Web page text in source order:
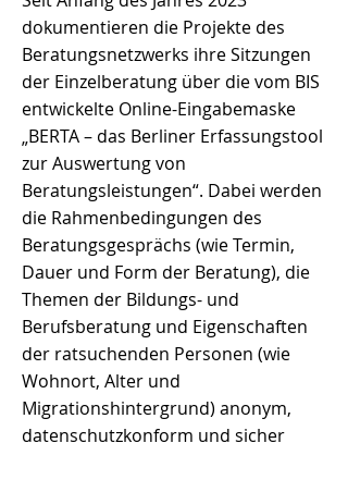
dokumentieren die Projekte des
Beratungsnetzwerks ihre Sitzungen
der Einzelberatung über die vom BIS
entwickelte Online-Eingabemaske
„BERTA – das Berliner Erfassungstool
zur Auswertung von
Beratungsleistungen“. Dabei werden
die Rahmenbedingungen des
Beratungsgesprächs (wie Termin,
Dauer und Form der Beratung), die
Themen der Bildungs- und
Berufsberatung und Eigenschaften
der ratsuchenden Personen (wie
Wohnort, Alter und
Migrationshintergrund) anonym,
datenschutzkonform und sicher